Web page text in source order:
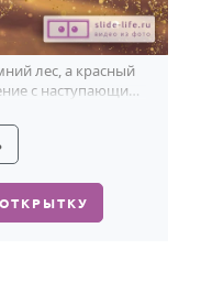
лес, а красный
с наступающим